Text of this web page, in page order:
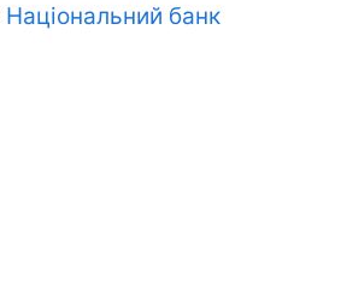
Національний банк